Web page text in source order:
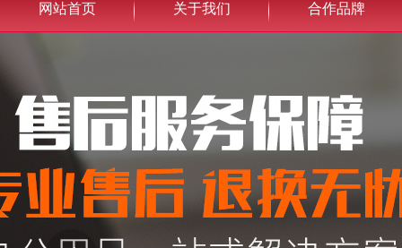
网站首页 关于我们 合作品牌